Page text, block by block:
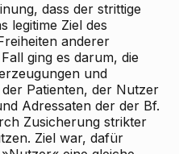
dass der strittige
legitime Ziel des
anderer
ging es darum, die
und
Patienten, der Nutzer
Adressaten der der Bf.
Zusicherung strikter
Ziel war, dafür